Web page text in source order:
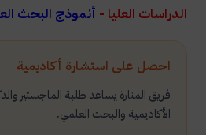
احصل على استشارة أكاديمية
فريق المنارة يساعد طلبة الماجستير
الأكاديمية والبحث العلمي.
الدراسات العليا - أنموذج البحث